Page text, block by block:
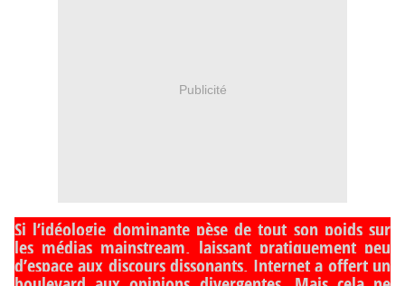
Publicité
Si l’idéologie dominante pèse de tout son poids sur
les médias mainstream, laissant pratiquement peu
d’espace aux discours dissonants, Internet a offert un